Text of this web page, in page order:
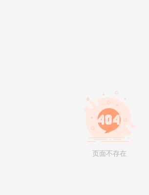
页面不存在